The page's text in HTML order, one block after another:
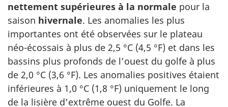
nettement supérieures à la normale pour la
saison hivernale. Les anomalies les plus
importantes ont été observées sur le plateau
néo-écossais à plus de 2,5 °C (4,5 °F) et dans les
bassins plus profonds de l’ouest du golfe à plus
de 2,0 °C (3,6 °F). Les anomalies positives étaient
inférieures à 1,0 °C (1,8 °F) uniquement le long
de la lisière d’extrême ouest du Golfe. La